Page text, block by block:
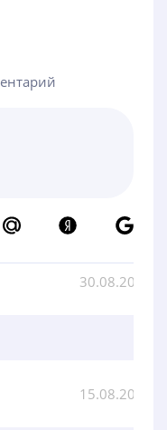
30.08.2024
15.08.2024